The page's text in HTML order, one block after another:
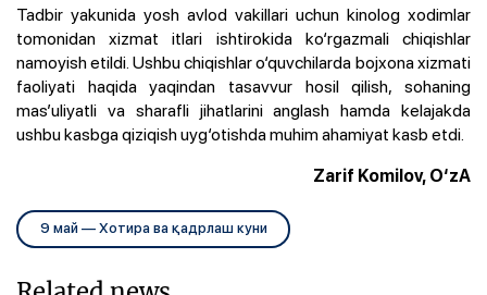
Tadbir yakunida yosh avlod vakillari uchun kinolog xodimlar
tomonidan xizmat itlari ishtirokida ko‘rgazmali chiqishlar
namoyish etildi. Ushbu chiqishlar o‘quvchilarda bojxona xizmati
faoliyati haqida yaqindan tasavvur hosil qilish, sohaning
mas’uliyatli va sharafli jihatlarini anglash hamda kelajakda
ushbu kasbga qiziqish uyg‘otishda muhim ahamiyat kasb etdi.
Zarif Komilov, O‘zA
9 май — Хотира ва қадрлаш куни